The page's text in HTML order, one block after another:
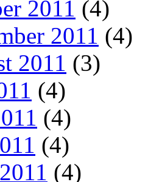
2011 (4)
2011 (4)
2011 (3)
(4)
(4)
(4)
(4)